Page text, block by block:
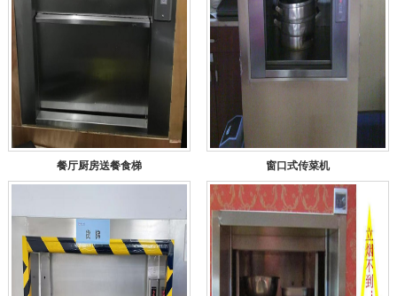
餐厅厨房送餐食梯 窗口式传菜机